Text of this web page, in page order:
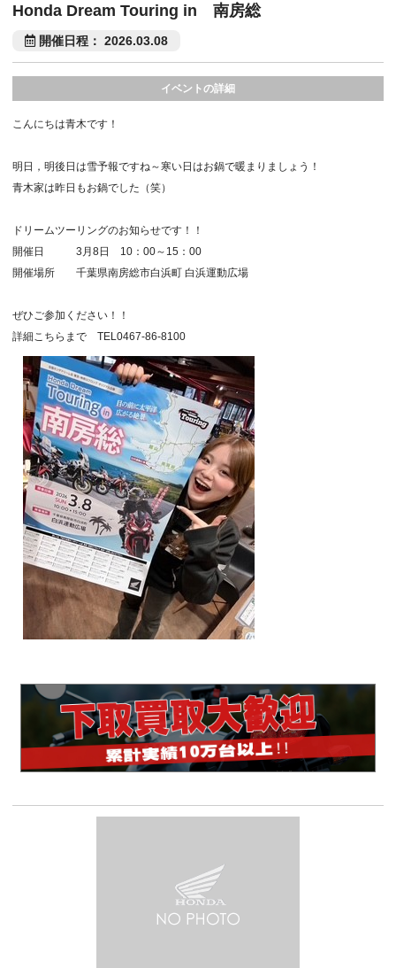
Honda Dream Touring in 南房総
開催日程： 2026.03.08
イベントの詳細
こんにちは青木です！
明日，明後日は雪予報ですね～寒い日はお鍋で暖まりましょう！
青木家は昨日もお鍋でした（笑）
ドリームツーリングのお知らせです！！
開催日 3月8日 10：00～15：00
開催場所 千葉県南房総市白浜町 白浜運動広場
ぜひご参加ください！！
詳細こちらまで TEL0467-86-8100